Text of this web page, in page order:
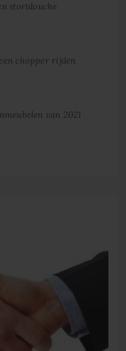
stortdouche
chopper rijden
van 2021